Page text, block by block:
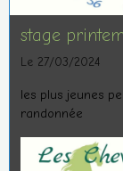
stage
Le 27/03/2024
les plus jeunes
randonnée